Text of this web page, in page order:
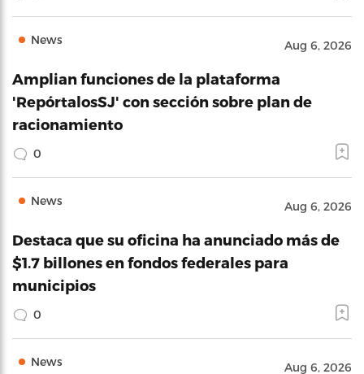
News Aug 6, 2026
Amplian funciones de la plataforma
'RepórtalosSJ' con sección sobre plan de
racionamiento
0
News Aug 6, 2026
Destaca que su oficina ha anunciado más de
$1.7 billones en fondos federales para
municipios
0
News Aug 6, 2026